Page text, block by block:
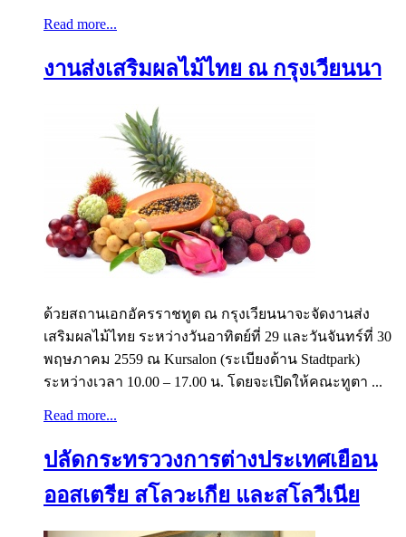
Read more...
งานส่งเสริมผลไม้ไทย ณ กรุงเวียนนา
ด้วยสถานเอกอัครราชทูต ณ กรุงเวียนนาจะจัดงานส่ง
เสริมผลไม้ไทย ระหว่างวันอาทิตย์ที่ 29 และวันจันทร์ที่ 30
พฤษภาคม 2559 ณ Kursalon (ระเบียงด้าน Stadtpark)
ระหว่างเวลา 10.00 – 17.00 น. โดยจะเปิดให้คณะทูตา ...
Read more...
ปลัดกระทรววงการต่างประเทศเยือน
ออสเตรีย สโลวะเกีย และสโลวีเนีย